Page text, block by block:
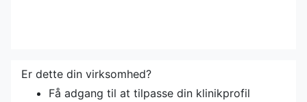
Er dette din virksomhed?
Få adgang til at tilpasse din klinikprofil